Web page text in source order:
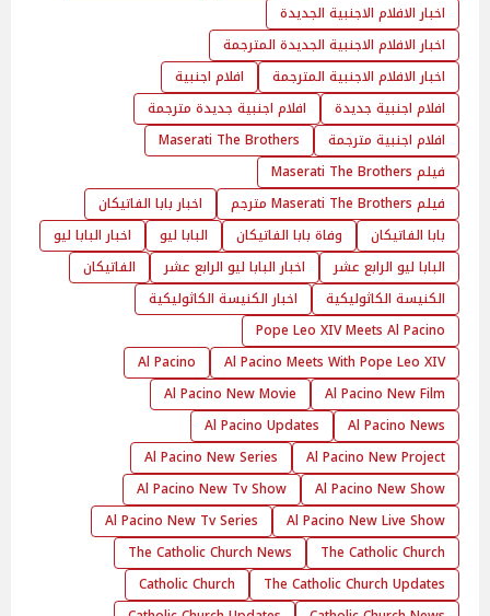
اخبار الافلام الاجنبية الجديدة
اخبار الافلام الاجنبية الجديدة المترجمة
اخبار الافلام الاجنبية المترجمة
افلام اجنبية
افلام اجنبية جديدة
افلام اجنبية جديدة مترجمة
افلام اجنبية مترجمة
Maserati The Brothers
فيلم Maserati The Brothers
فيلم Maserati The Brothers مترجم
اخبار بابا الفاتيكان
بابا الفاتيكان
وفاة بابا الفاتيكان البابا ليو
اخبار البابا ليو
البابا ليو الرابع عشر
اخبار البابا ليو الرابع عشر
الفاتيكان
الكنيسة الكاثوليكية
اخبار الكنيسة الكاثوليكية
Pope Leo XIV Meets Al Pacino
Al Pacino Meets With Pope Leo XIV
Al Pacino
Al Pacino New Film
Al Pacino New Movie
Al Pacino News
Al Pacino Updates
Al Pacino New Project
Al Pacino New Series
Al Pacino New Show
Al Pacino New Tv Show
Al Pacino New Live Show
Al Pacino New Tv Series
The Catholic Church
The Catholic Church News
The Catholic Church Updates
Catholic Church